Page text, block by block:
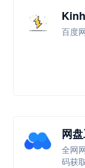
百度
网
全网
码获